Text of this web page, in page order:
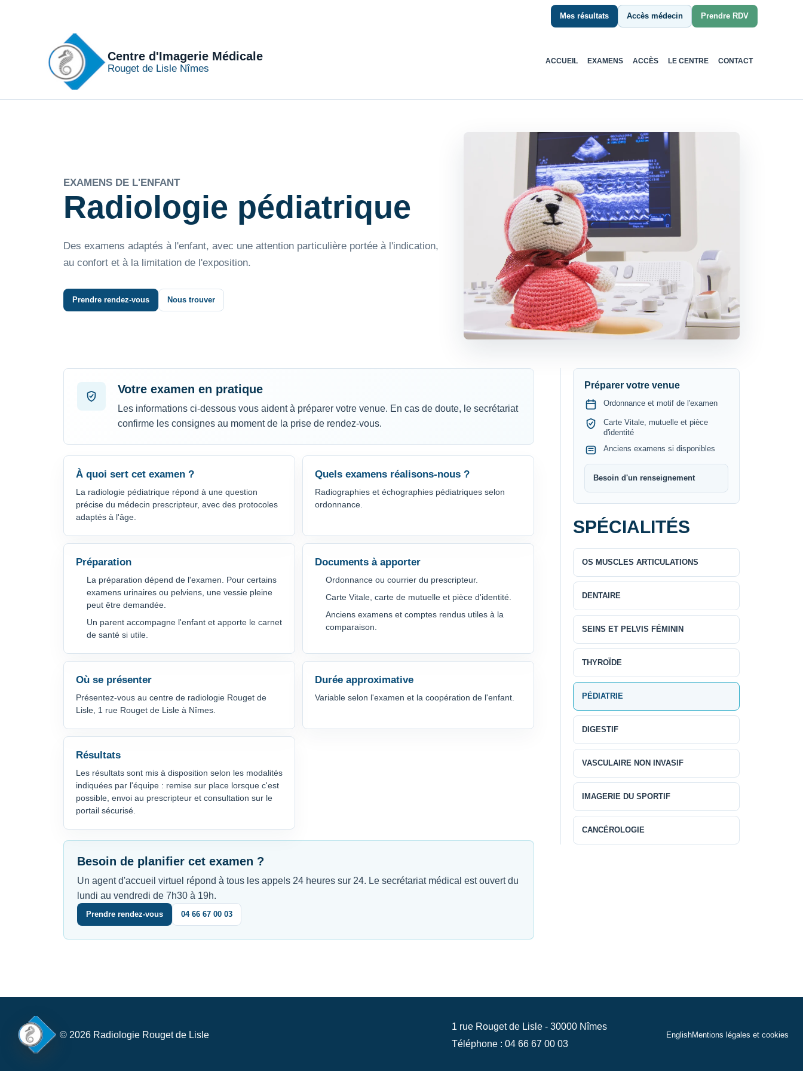
Mes résultats Accès médecin Prendre RDV
Centre d'Imagerie Médicale
Rouget de Lisle Nîmes
ACCUEIL EXAMENS ACCÈS LE CENTRE CONTACT
EXAMENS DE L'ENFANT
Radiologie pédiatrique
Des examens adaptés à l'enfant, avec une attention particulière portée à l'indication,
au confort et à la limitation de l'exposition.
Prendre rendez-vous Nous trouver
Votre examen en pratique
Les informations ci-dessous vous aident à préparer votre venue. En cas de doute, le secrétariat
confirme les consignes au moment de la prise de rendez-vous.
À quoi sert cet examen ?
La radiologie pédiatrique répond à une question
précise du médecin prescripteur, avec des protocoles
adaptés à l'âge.
Quels examens réalisons-nous ?
Radiographies et échographies pédiatriques selon
ordonnance.
Préparation
La préparation dépend de l'examen. Pour certains
examens urinaires ou pelviens, une vessie pleine
peut être demandée.
Un parent accompagne l'enfant et apporte le carnet
de santé si utile.
Documents à apporter
Ordonnance ou courrier du prescripteur.
Carte Vitale, carte de mutuelle et pièce d'identité.
Anciens examens et comptes rendus utiles à la
comparaison.
Où se présenter
Présentez-vous au centre de radiologie Rouget de
Lisle, 1 rue Rouget de Lisle à Nîmes.
Durée approximative
Variable selon l'examen et la coopération de l'enfant.
Résultats
Les résultats sont mis à disposition selon les modalités
indiquées par l'équipe : remise sur place lorsque c'est
possible, envoi au prescripteur et consultation sur le
portail sécurisé.
Besoin de planifier cet examen ?
Un agent d'accueil virtuel répond à tous les appels 24 heures sur 24. Le secrétariat médical est ouvert du
lundi au vendredi de 7h30 à 19h.
Prendre rendez-vous 04 66 67 00 03
Préparer votre venue
Ordonnance et motif de l'examen
Carte Vitale, mutuelle et pièce
d'identité
Anciens examens si disponibles
Besoin d'un renseignement
SPÉCIALITÉS
OS MUSCLES ARTICULATIONS
DENTAIRE
SEINS ET PELVIS FÉMININ
THYROÏDE
PÉDIATRIE
DIGESTIF
VASCULAIRE NON INVASIF
IMAGERIE DU SPORTIF
CANCÉROLOGIE
© 2026 Radiologie Rouget de Lisle
1 rue Rouget de Lisle - 30000 Nîmes
Téléphone : 04 66 67 00 03
EnglishMentions légales et cookies